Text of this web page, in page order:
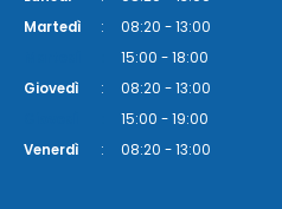
Martedì
:
08:20 - 13:00
15:00 - 18:00
Giovedì
:
08:20 - 13:00
15:00 - 19:00
Venerdì
: 08:20 - 13:00